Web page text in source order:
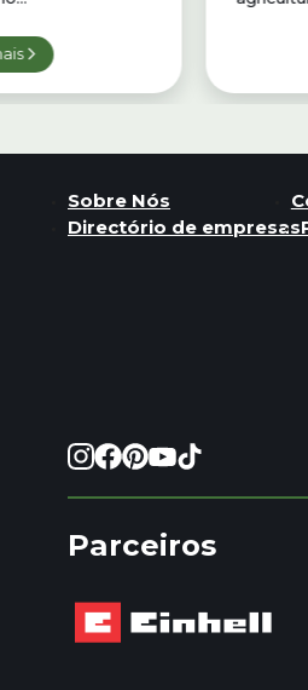
Sobre Nós
Directório de empresas
Parceiros